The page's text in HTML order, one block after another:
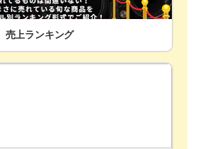
売上ランキング